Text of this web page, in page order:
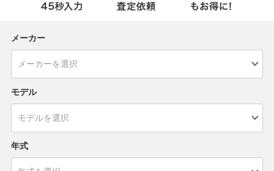
メーカー
モデル
年式